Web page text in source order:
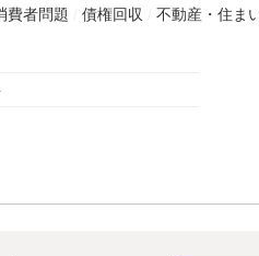
費者問題 債権回収 不動産・住ま